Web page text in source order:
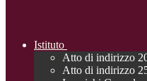
Istituto
Atto di indirizzo
Atto di indirizzo